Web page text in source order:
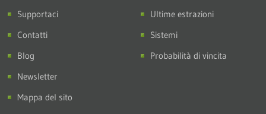
Supportaci
Contatti
Blog
Newsletter
Mappa del sito
Ultime estrazioni
Sistemi
Probabilità di vincita